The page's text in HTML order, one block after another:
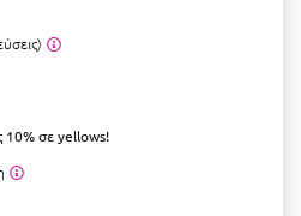
σε yellows!